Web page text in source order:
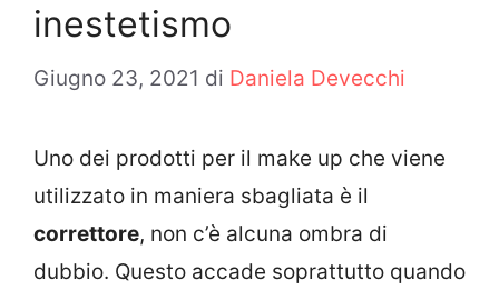
inestetismo
Giugno 23, 2021 di Daniela Devecchi
Uno dei prodotti per il make up che viene
utilizzato in maniera sbagliata è il
correttore, non c’è alcuna ombra di
dubbio. Questo accade soprattutto quando